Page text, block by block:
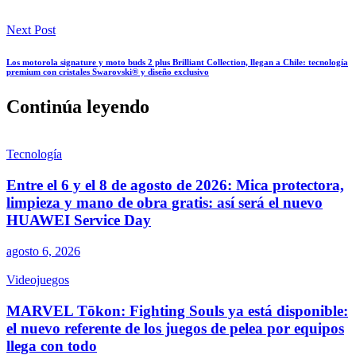
Next Post
Los motorola signature y moto buds 2 plus Brilliant Collection, llegan a Chile: tecnología
premium con cristales Swarovski® y diseño exclusivo
Continúa leyendo
Tecnología
Entre el 6 y el 8 de agosto de 2026: Mica protectora,
limpieza y mano de obra gratis: así será el nuevo
HUAWEI Service Day
agosto 6, 2026
Videojuegos
MARVEL Tōkon: Fighting Souls ya está disponible:
el nuevo referente de los juegos de pelea por equipos
llega con todo